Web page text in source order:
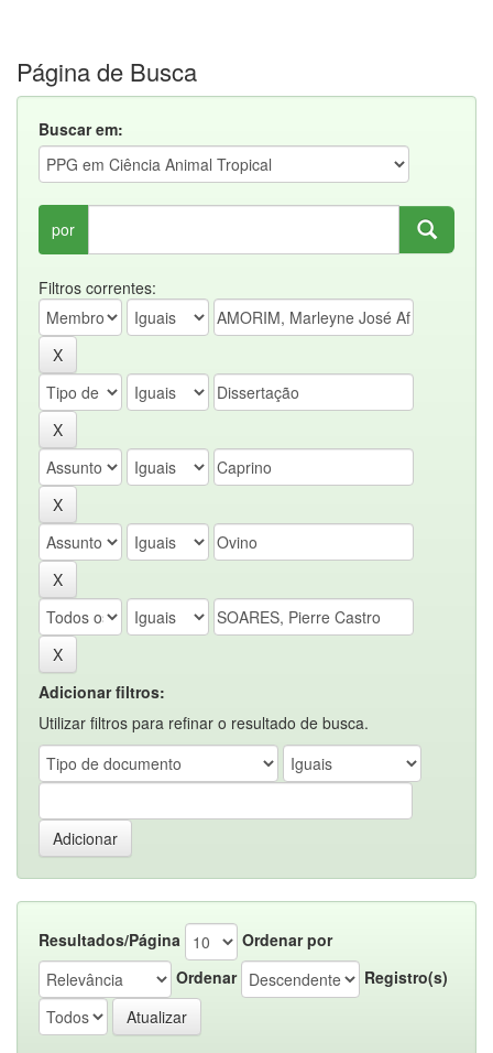
Página de Busca
Buscar em:
por
Filtros correntes:
Adicionar filtros:
Utilizar filtros para refinar o resultado de busca.
Resultados/Página
Ordenar por
Ordenar
Registro(s)